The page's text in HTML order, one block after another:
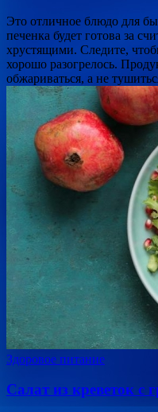
Это отличное блюдо для
печенка будет готова за
хрустящими. Следите,
хорошо разогрелось.
обжариваться, а не
Здоровое питание
Салат из креветок с